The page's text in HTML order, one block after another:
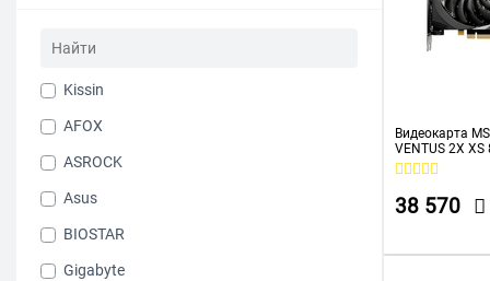
Kissin
AFOX
ASROCK
Asus
BIOSTAR
Gigabyte
Видеокарта
VENTUS 2X XS
GDDR6
38 570